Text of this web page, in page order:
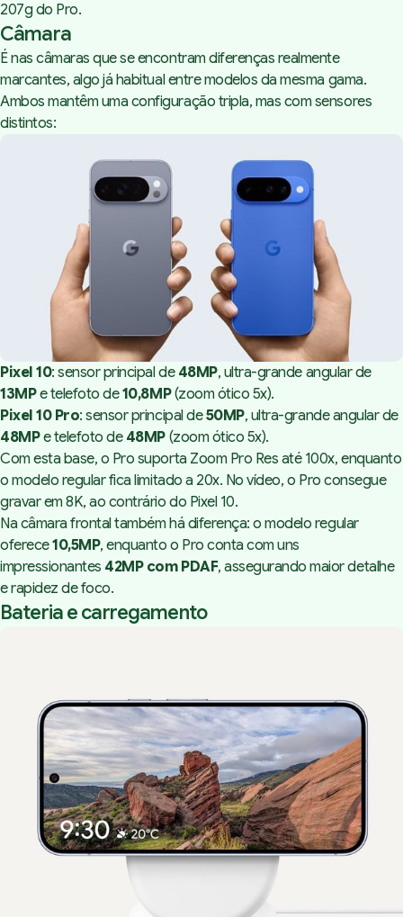
207g do Pro.
Câmara
É nas câmaras que se encontram diferenças realmente
marcantes, algo já habitual entre modelos da mesma gama.
Ambos mantêm uma configuração tripla, mas com sensores
distintos:
Pixel 10: sensor principal de 48MP, ultra-grande angular de
13MPe telefoto de10,8MP(zoom ótico 5x).
Pixel 10 Pro: sensor principal de50MP, ultra-grande angular de
48MPe telefoto de 48MP (zoom ótico 5x).
Com esta base, o Pro suporta Zoom Pro Res até 100x, enquanto
o modelo regular fica limitado a 20x. No vídeo, o Pro consegue
gravar em 8K, ao contrário do Pixel 10.
Na câmara frontal também há diferença: o modelo regular
oferece10,5MP, enquanto o Pro conta com uns
impressionantes 42MP com PDAF, assegurando maior detalhe
e rapidez de foco.
Bateria e carregamento